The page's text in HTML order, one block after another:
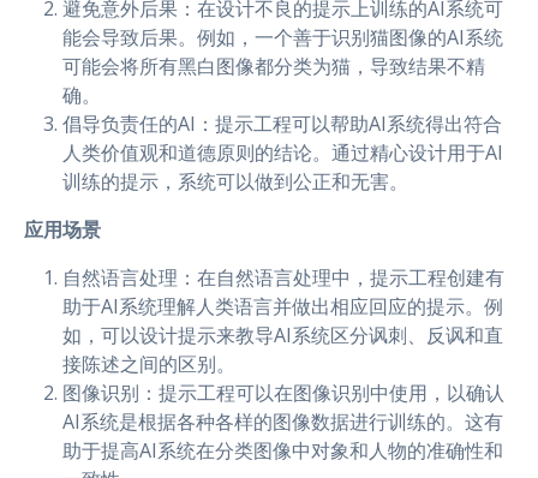
避免意外后果：在设计不良的提示上训练的AI系统可
能会导致后果。例如，一个善于识别猫图像的AI系统
可能会将所有黑白图像都分类为猫，导致结果不精
确。
倡导负责任的AI：提示工程可以帮助AI系统得出符合
人类价值观和道德原则的结论。通过精心设计用于AI
训练的提示，系统可以做到公正和无害。
应用场景
自然语言处理：在自然语言处理中，提示工程创建有
助于AI系统理解人类语言并做出相应回应的提示。例
如，可以设计提示来教导AI系统区分讽刺、反讽和直
接陈述之间的区别。
图像识别：提示工程可以在图像识别中使用，以确认
AI系统是根据各种各样的图像数据进行训练的。这有
助于提高AI系统在分类图像中对象和人物的准确性和